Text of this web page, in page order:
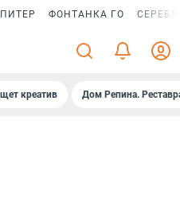
ФОНТАНКА ГО
креатив Дом Репина.